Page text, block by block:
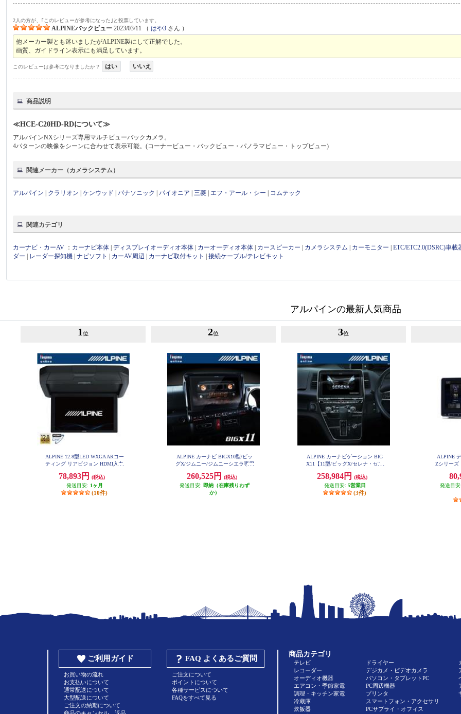
2人の方が、｢このレビューが参考になった｣と投票しています。
ALPINEバックビュー 2023/03/11 （はや3 さん ）
他メーカー製とも迷いましたがALPINE製にして正解でした。
画質、ガイドライン表示にも満足しています。
このレビューは参考になりましたか？ はい いいえ
商品説明
≪HCE-C20HD-RDについて≫
アルパインNXシリーズ専用マルチビューバックカメラ。
4パターンの映像をシーンに合わせて表示可能。(コーナービュー・バックビュー・パノラマビュー・トップビュー)
関連メーカー（カメラシステム）
アルパイン クラリオン |ケンウッド |パナソニック |パイオニア |三菱 エフ・アール・シー コムテック
関連カテゴリ
カーナビ・カーAV ： カーナビ本体 |ディスプレイオーディオ本体 カーオーディオ本体 カースピーカー カメラシステム カーモニター |ETC/ETC2.0(DSRC)車載
ダー
レーダー探知機 |ナビソフト カーAV周辺 カーナビ取付キット |接続ケーブル/テレビキット
アルパインの最新人気商品
1 位
ALPINE 12.8型LED WXGA ARコー
ティング リアビジョン HDMI入力
78,893円
(税込)
発送目安: 1ヶ月
(10件)
2位
ALPINE カーナビ BIGX10型/ビッ
グX/ジムニー/ジムニーシエラ専用
260,525円
(税込)
発送目安: 即納（在庫残りわず
か）
3位
ALPINE カーナビゲーション BIG
X11【11型/ビッグX/セレナ・セレ
専用】 EX11NX2-SE-27-L-AM
258,984円
(税込)
発送目安: 5営業日
(3件)
ALPINE
Zシリーズ
発送目安:
ご利用ガイド
お買い物の流れ
お支払いについて
通常配送について
大型配送について
ご注文の納期について
FAQ よくあるご質問
ご注文について
ポイントについて
各種サービスについて
FAQをすべて見る
商品カテゴリ
テレビ
レコーダー
オーディオ機器
エアコン・季節家電
調理・キッチン家電
冷蔵庫
炊飯器
ドライヤー
デジカメ・ビデオカメラ
パソコン・タブレットPC
PC周辺機器
プリンタ
スマートフォン・アクセサリ
PCサプライ・オフィス